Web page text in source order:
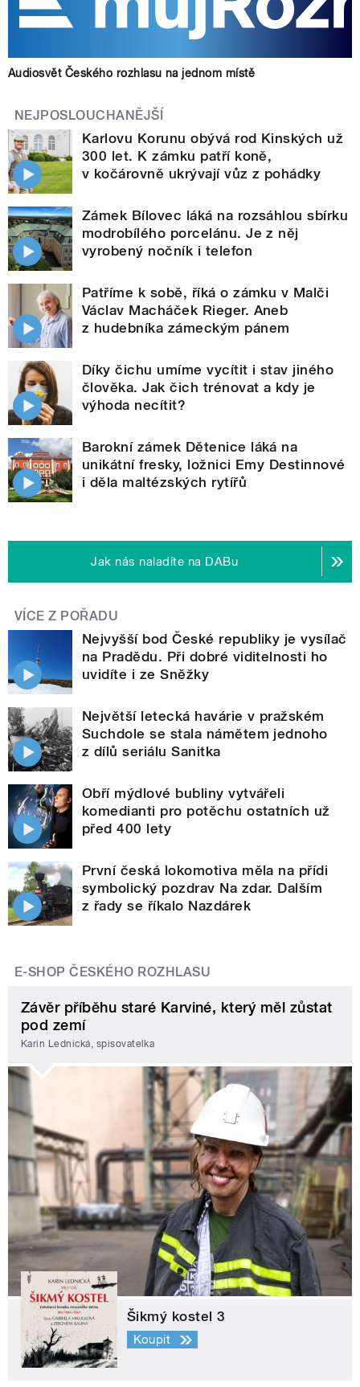
Audiosvět Českého rozhlasu na jednom místě
NEJPOSLOUCHANĚJŠÍ
Karlovu Korunu obývá rod Kinských už
300 let. K zámku patří koně,
v kočárovně ukrývají vůz z pohádky
Zámek Bílovec láká na rozsáhlou sbírku
modrobílého porcelánu. Je z něj
vyrobený nočník i telefon
Patříme k sobě, říká o zámku v Malči
Václav Macháček Rieger. Aneb
z hudebníka zámeckým pánem
Díky čichu umíme vycítit i stav jiného
člověka. Jak čich trénovat a kdy je
výhoda necítit?
Barokní zámek Dětenice láká na
unikátní fresky, ložnici Emy Destinnové
i děla maltézských rytířů
Jak nás naladíte na DABu
VÍCE Z POŘADU
Nejvyšší bod České republiky je vysílač
na Pradědu. Při dobré viditelnosti ho
uvidíte i ze Sněžky
Největší letecká havárie v pražském
Suchdole se stala námětem jednoho
z dílů seriálu Sanitka
Obří mýdlové bubliny vytvářeli
komedianti pro potěchu ostatních už
před 400 lety
První česká lokomotiva měla na přídi
symbolický pozdrav Na zdar. Dalším
z řady se říkalo Nazdárek
E-SHOP ČESKÉHO ROZHLASU
Závěr příběhu staré Karviné, který měl zůstat
pod zemí
Karin Lednická, spisovatelka
Šikmý kostel 3
Koupit